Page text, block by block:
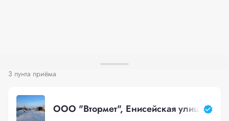
3 пунта приёма
ООО "Втормет", Енисейская улица, 25А